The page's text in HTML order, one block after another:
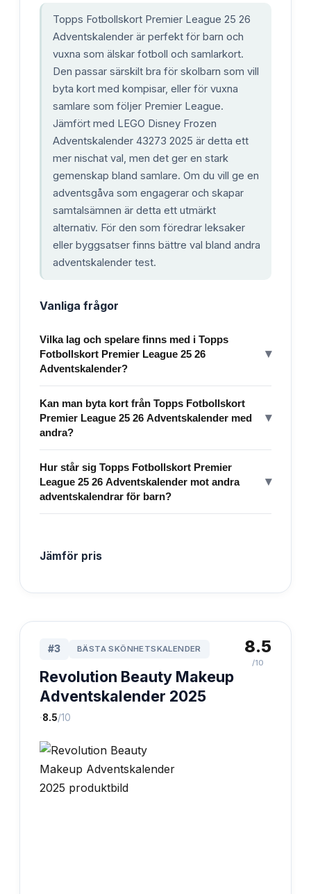
Topps Fotbollskort Premier League 25 26
Adventskalender är perfekt för barn och
vuxna som älskar fotboll och samlarkort.
Den passar särskilt bra för skolbarn som vill
byta kort med kompisar, eller för vuxna
samlare som följer Premier League.
Jämfört med LEGO Disney Frozen
Adventskalender 43273 2025 är detta ett
mer nischat val, men det ger en stark
gemenskap bland samlare. Om du vill ge en
adventsgåva som engagerar och skapar
samtalsämnen är detta ett utmärkt
alternativ. För den som föredrar leksaker
eller byggsatser finns bättre val bland andra
adventskalender test.
Vanliga frågor
Vilka lag och spelare finns med i Topps
Fotbollskort Premier League 25 26
Adventskalender?
▾
Kan man byta kort från Topps Fotbollskort
Premier League 25 26 Adventskalender med
andra?
▾
Hur står sig Topps Fotbollskort Premier
League 25 26 Adventskalender mot andra
adventskalendrar för barn?
▾
Jämför pris
#3 BÄSTA SKÖNHETSKALENDER
Revolution Beauty Makeup
Adventskalender 2025
·8.5/10
8.5
/10